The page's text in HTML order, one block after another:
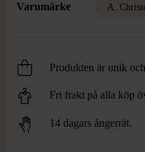
Varumärke A.
Produkten är unik
Fri frakt på alla köp
14 dagars ångerrät.